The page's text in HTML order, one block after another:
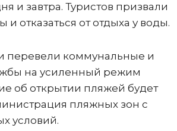
и завтра. Туристов призвали
и отказаться от отдыха у воды.
перевели коммунальные и
на усиленный режим
об открытии пляжей будет
пляжных зон с
условий.